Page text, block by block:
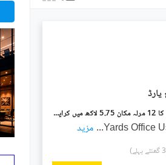
شاہراہِ فیصل کراچی میں 8 کمروں کا 12 مرلہ مکان 5.75 لاکھ میں کرایہ پر دستیاب ہے۔
... مزید